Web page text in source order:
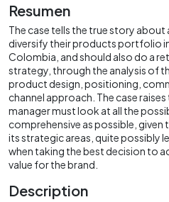
Resumen
The case tells the true story
diversify their products portfolio
Colombia, and should also do a
strategy, through the analysis of
product design, positioning,
channel approach. The case
manager must look at all the
comprehensive as possible,
its strategic areas, quite possibly
when taking the best decision to
value for the brand.
Description